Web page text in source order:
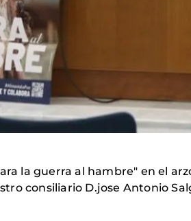
la guerra al hambre" en el
consiliario D.jose Antonio